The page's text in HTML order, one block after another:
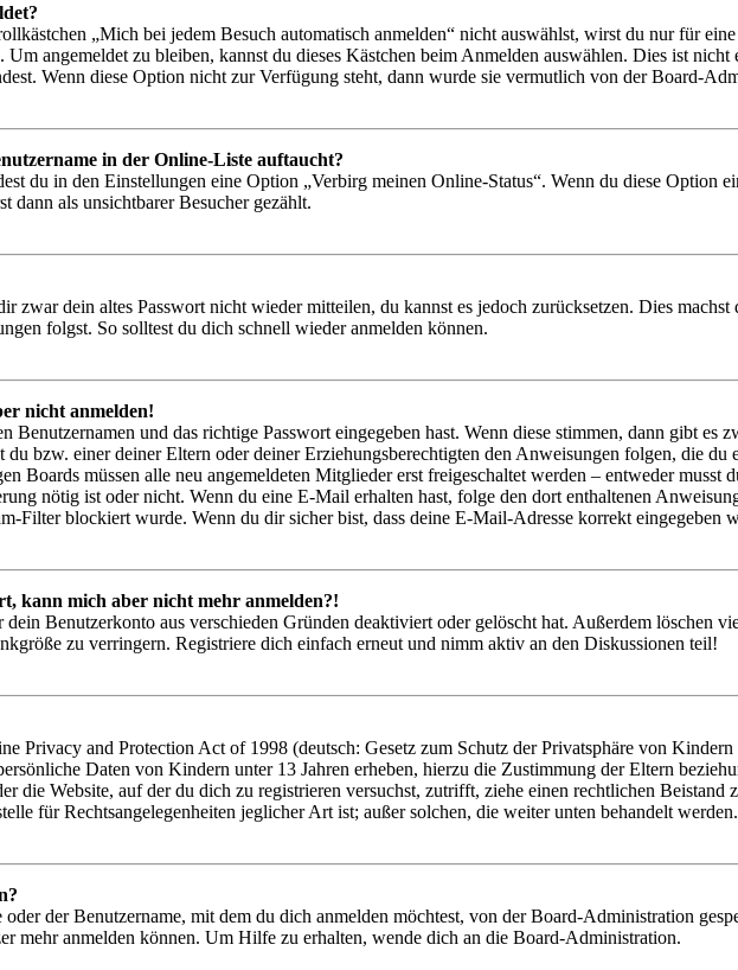
„Mich bei jedem Besuch automatisch anmelden“ nicht auswählst, wirst du nur für
angemeldet zu bleiben, kannst du dieses Kästchen beim Anmelden auswählen. Dies ist
Wenn diese Option nicht zur Verfügung steht, dann wurde sie vermutlich von der Board-
in der Online-Liste auftaucht?
du in den Einstellungen eine Option „Verbirg meinen Online-Status“. Wenn du diese Option
dann als unsichtbarer Besucher gezählt.
zwar dein altes Passwort nicht wieder mitteilen, du kannst es jedoch zurücksetzen. Dies
folgst. So solltest du dich schnell wieder anmelden können.
nicht anmelden!
Benutzernamen und das richtige Passwort eingegeben hast. Wenn diese stimmen, dann gibt es
du bzw. einer deiner Eltern oder deiner Erziehungsberechtigten den Anweisungen folgen, die
Boards müssen alle neu angemeldeten Mitglieder erst freigeschaltet werden – entweder musst
nötig ist oder nicht. Wenn du eine E-Mail erhalten hast, folge den dort enthaltenen
Filter blockiert wurde. Wenn du dir sicher bist, dass deine E-Mail-Adresse korrekt eingegeben
kann mich aber nicht mehr anmelden?!
dein Benutzerkonto aus verschieden Gründen deaktiviert oder gelöscht hat. Außerdem löschen
zu verringern. Registriere dich einfach erneut und nimm aktiv an den Diskussionen teil!
Privacy and Protection Act of 1998 (deutsch: Gesetz zum Schutz der Privatsphäre von
Daten von Kindern unter 13 Jahren erheben, hierzu die Zustimmung der Eltern
die Website, auf der du dich zu registrieren versuchst, zutrifft, ziehe einen rechtlichen Beistand
für Rechtsangelegenheiten jeglicher Art ist; außer solchen, die weiter unten behandelt werden.
oder der Benutzername, mit dem du dich anmelden möchtest, von der Board-Administration
mehr anmelden können. Um Hilfe zu erhalten, wende dich an die Board-Administration.